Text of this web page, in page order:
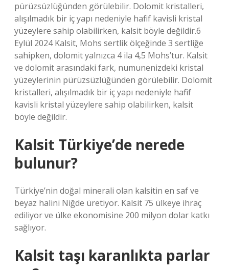
pürüzsüzlüğünden görülebilir. Dolomit kristalleri,
alışılmadık bir iç yapı nedeniyle hafif kavisli kristal
yüzeylere sahip olabilirken, kalsit böyle değildir.6
Eylül 2024 Kalsit, Mohs sertlik ölçeğinde 3 sertliğe
sahipken, dolomit yalnızca 4 ila 4,5 Mohs’tur. Kalsit
ve dolomit arasındaki fark, numunenizdeki kristal
yüzeylerinin pürüzsüzlüğünden görülebilir. Dolomit
kristalleri, alışılmadık bir iç yapı nedeniyle hafif
kavisli kristal yüzeylere sahip olabilirken, kalsit
böyle değildir.
Kalsit Türkiye’de nerede
bulunur?
Türkiye’nin doğal minerali olan kalsitin en saf ve
beyaz halini Niğde üretiyor. Kalsit 75 ülkeye ihraç
ediliyor ve ülke ekonomisine 200 milyon dolar katkı
sağlıyor.
Kalsit taşı karanlıkta parlar